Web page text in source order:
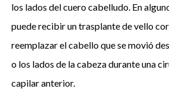
los lados del cuero cabelludo. En
puede recibir un trasplante de vello
reemplazar el cabello que se movió
o los lados de la cabeza durante una
capilar anterior.